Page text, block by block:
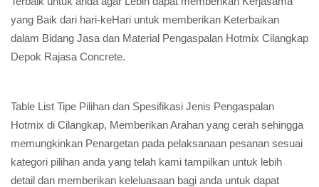
yang Baik dari hari-keHari untuk memberikan Keterbaikan
dalam Bidang Jasa dan Material Pengaspalan Hotmix Cilangkap
Depok Rajasa Concrete.
Table List Tipe Pilihan dan Spesifikasi Jenis Pengaspalan
Hotmix di Cilangkap, Memberikan Arahan yang cerah sehingga
memungkinkan Penargetan pada pelaksanaan pesanan sesuai
kategori pilihan anda yang telah kami tampilkan untuk lebih
detail dan memberikan keleluasaan bagi anda untuk dapat